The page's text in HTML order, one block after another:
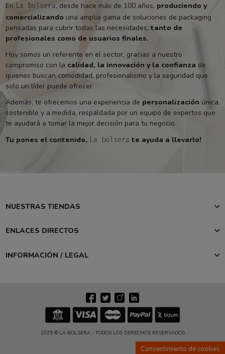
En La bolsera, desde hace más de 100 años, produciendo y
comercializando una amplia gama de soluciones de packaging
pensadas para cubrir todas las necesidades, tanto de
profesionales como de usuarios finales.
Hoy somos un referente en el sector, gracias a nuestro
compromiso con la calidad, la innovación y la confianza de
quienes buscan comodidad, profesionalismo y la seguridad que
solo un líder puede ofrecer.
Además, te ofrecemos una experiencia de personalización única,
sostenible y a medida, respaldada por un equipo de expertos que
te ayudará a tomar la mejor decisión para tu negocio.
Tu pones el contenido, La bolsera te ayuda a llevarlo!
NUESTRAS TIENDAS
ENLACES DIRECTOS
INFORMACIÓN / LEGAL
2025 © LA BOLSERA - TODOS LOS DERECHOS RESERVADOS
Consentimiento de cookies